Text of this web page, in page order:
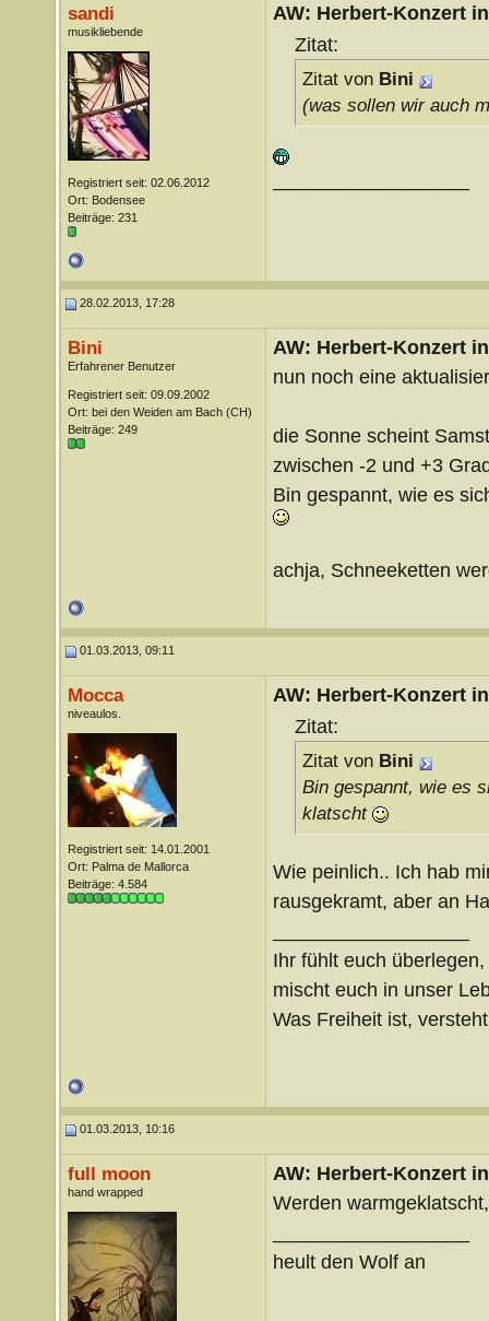
sandi
musikliebende
Registriert seit: 02.06.2012
Ort: Bodensee
Beiträge: 231
AW: Herbert-Konzert
Zitat:
Zitat von Bini
(was sollen wir auch
28.02.2013, 17:28
Bini
Erfahrener Benutzer
Registriert seit: 09.09.2002
Ort: bei den Weiden am Bach (CH)
Beiträge: 249
AW: Herbert-Konzert
nun noch eine
die Sonne scheint
zwischen -2 und +3
Bin gespannt, wie es
achja, Schneeketten
01.03.2013, 09:11
Mocca
niveaulos.
Registriert seit: 14.01.2001
Ort: Palma de Mallorca
Beiträge: 4.584
AW: Herbert-Konzert
Zitat:
Zitat von Bini
Bin gespannt, wie es
klatscht
Wie peinlich.. Ich hab
rausgekramt, aber an
Ihr fühlt euch überlegen,
mischt euch in unser
Was Freiheit ist,
01.03.2013, 10:16
full moon
hand wrapped
AW: Herbert-Konzert
Werden
heult den Wolf an